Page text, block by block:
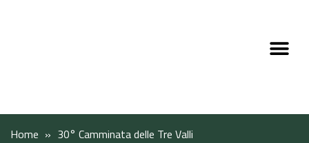
Home » 30° Camminata delle Tre Valli